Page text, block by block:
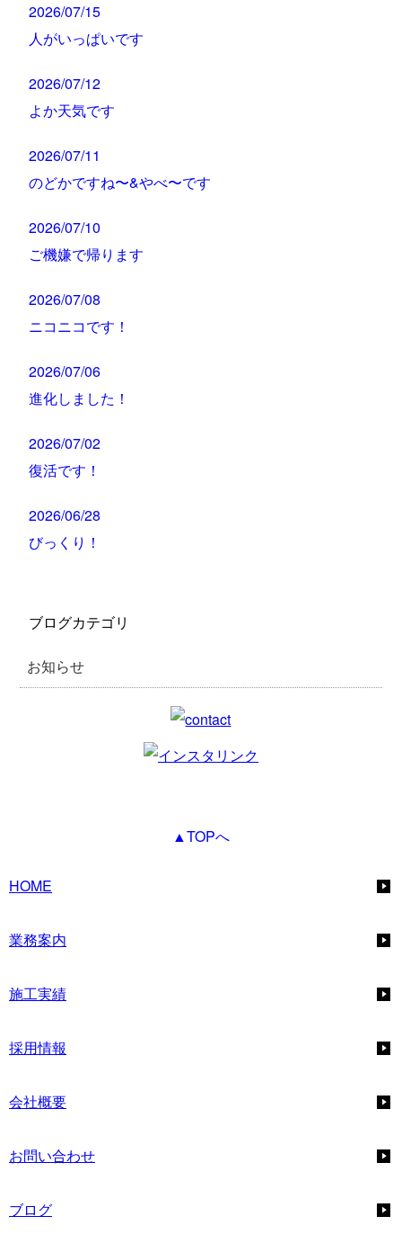
2026/07/15
人がいっぱいです
2026/07/12
よか天気です
2026/07/11
のどかですね〜&やべ〜です
2026/07/10
ご機嫌で帰ります
2026/07/08
ニコニコです！
2026/07/06
進化しました！
2026/07/02
復活です！
2026/06/28
びっくり！
ブログカテゴリ
お知らせ
▲TOPへ
HOME
業務案内
施工実績
採用情報
会社概要
お問い合わせ
ブログ